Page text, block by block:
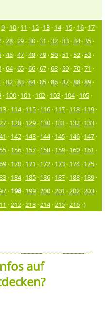
9 · 10 · 11 · 12 · 13 · 14· 15 · 16 · 17 ·
·28 ·29 ·30 ·31 ·32 ·33 ·34·35 ·
·46 ·47 ·48 ·49 · 50 · 51 · 52 · 53 ·
·64·65 ·66 ·67 ·68 ·69 ·70 ·71 ·
·82 ·83 ·84·85 ·86 ·87 ·88 ·89 ·
· 100 · 101 · 102 · 103 · 104· 105 ·
· 114· 115 · 116 · 117 · 118 · 119 ·
· 128 · 129 · 130 · 131 · 132 · 133 ·
· 142 · 143 · 144· 145 · 146 · 147 ·
· 156 · 157 · 158 · 159 · 160 · 161 ·
· 170 · 171 · 172 · 173 · 174· 175 ·
· 184· 185 · 186 · 187 · 188 · 189 ·
· 198· 199 ·200 ·201 ·202 ·203 ·
·212 ·213 ·214·215 ·216 · )
auf